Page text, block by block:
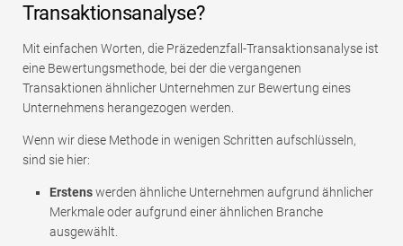
Transaktionsanalyse?
Mit einfachen Worten, die Präzedenzfall-Transaktionsanalyse ist
eine Bewertungsmethode, bei der die vergangenen
Transaktionen ähnlicher Unternehmen zur Bewertung eines
Unternehmens herangezogen werden.
Wenn wir diese Methode in wenigen Schritten aufschlüsseln,
sind sie hier:
Erstenswerden ähnliche Unternehmen aufgrund ähnlicher
Merkmale oder aufgrund einer ähnlichen Branche
ausgewählt.